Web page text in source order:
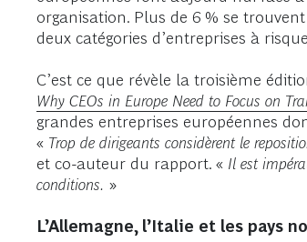
organisation. Plus de 6 % se
deux catégories d’entreprises à
C’est ce que révèle la troisième
Why CEOs in Europe Need to Focus on
grandes entreprises européennes
« Trop de dirigeants considèrent le
et co-auteur du rapport. « Il est
conditions. »
L’Allemagne, l’Italie et les pays